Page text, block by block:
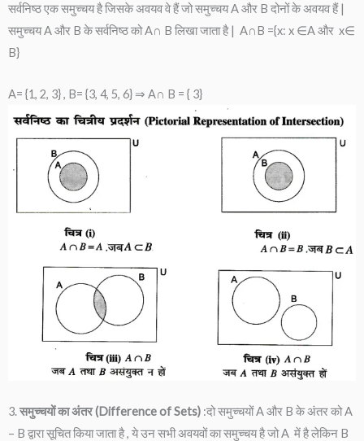
सर्वनिष्ठ एक समुच्चय है जिसके अवयव वे हैं जो समुच्चय A और B दोनों के अवयव हैं |
समुच्चय A और B के सर्वनिष्ठ को A∩ B लिखा जाता है | A∩B ={x: x ∈A और x∈
B}
A= {1, 2, 3} , B= {3, 4, 5, 6} ⇒ A∩ B = { 3}
3.समुच्चयों का अंतर (Difference of Sets) :दो समुच्चयों A और B के अंतर को A
– B द्वारा सूचित किया जाता है , ये उन सभी अवयवों का समुच्चय है जो A में है लेकिन B